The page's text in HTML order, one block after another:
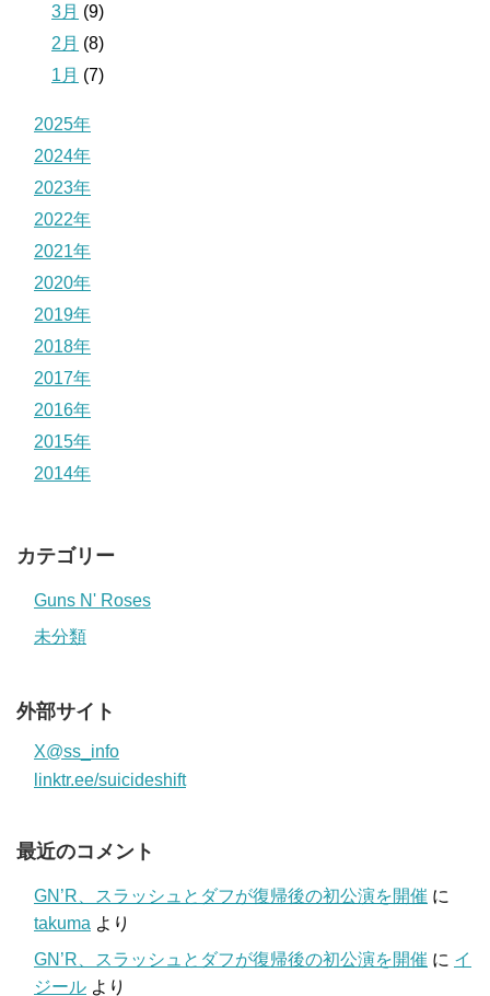
3月 (9)
2月 (8)
1月 (7)
2025年
2024年
2023年
2022年
2021年
2020年
2019年
2018年
2017年
2016年
2015年
2014年
カテゴリー
Guns N' Roses
未分類
外部サイト
X@ss_info
linktr.ee/suicideshift
最近のコメント
GN’R、スラッシュとダフが復帰後の初公演を開催 に
takuma より
GN’R、スラッシュとダフが復帰後の初公演を開催 に イ
ジール より